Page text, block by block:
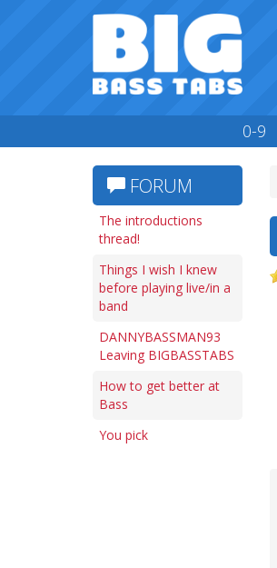
0-9
FORUM
The introductions
thread!
Things I wish I knew
before playing live/in a
band
DANNYBASSMAN93
Leaving BIGBASSTABS
How to get better at
Bass
You pick